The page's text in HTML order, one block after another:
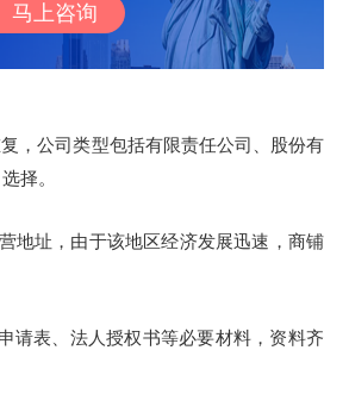
马上咨询
，公司类型包括有限责任公司、股份有
择。
地址，由于该地区经济发展迅速，商铺
请表、法人授权书等必要材料，资料齐